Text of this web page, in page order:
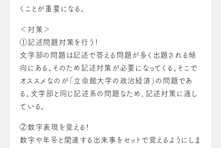
くことが重要になる。
＜対策＞
①記述問題対策を行う！
文学部の問題は記述で答える問題が多く出題される傾
向にある。そのため記述対策が必要になってくる。そこで
オススメなのが「立命館大学の政治経済」の問題であ
る。文学部と同じ記述系の問題なため、記述対策に適し
ている。
②数字表現を覚える！
数字や年号と関連する出来事をセットで覚えるようにしま